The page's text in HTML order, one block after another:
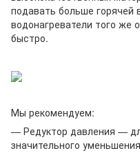
подавать больше
водонагреватели того же
быстро.
Мы рекомендуем:
— Редуктор давления —
значительного